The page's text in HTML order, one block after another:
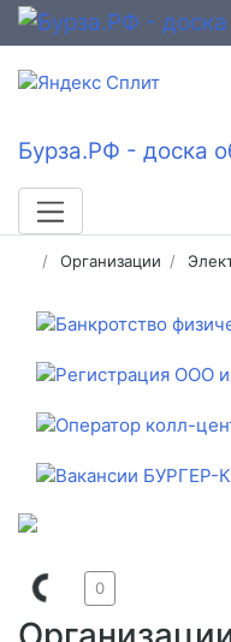
Бурза.РФ - доска
Организации
0